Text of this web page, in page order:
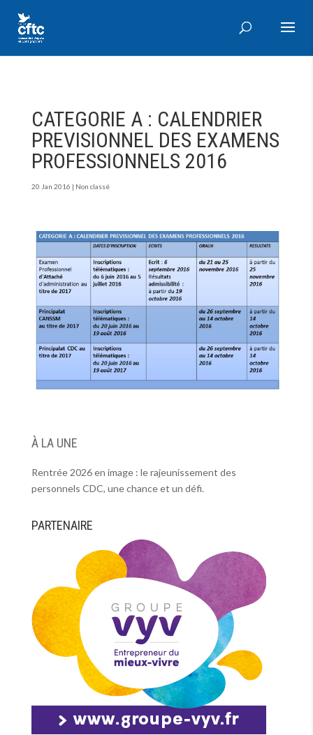
CATEGORIE A : CALENDRIER
PREVISIONNEL DES EXAMENS
PROFESSIONNELS 2016
20 Jan 2016 | Non classé
À LA UNE
Rentrée 2026 en image : le rajeunissement des
personnels CDC, une chance et un défi.
PARTENAIRE